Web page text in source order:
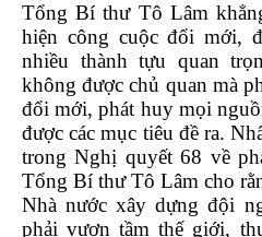
Tổng Bí thư Tô Lâm
hiện công cuộc đổi mới,
nhiều thành tựu quan
không được chủ quan mà
đổi mới, phát huy mọi
được các mục tiêu đề ra.
trong Nghị quyết 68 về
Tổng Bí thư Tô Lâm cho
Nhà nước xây dựng đội
phải vươn tầm thế giới,